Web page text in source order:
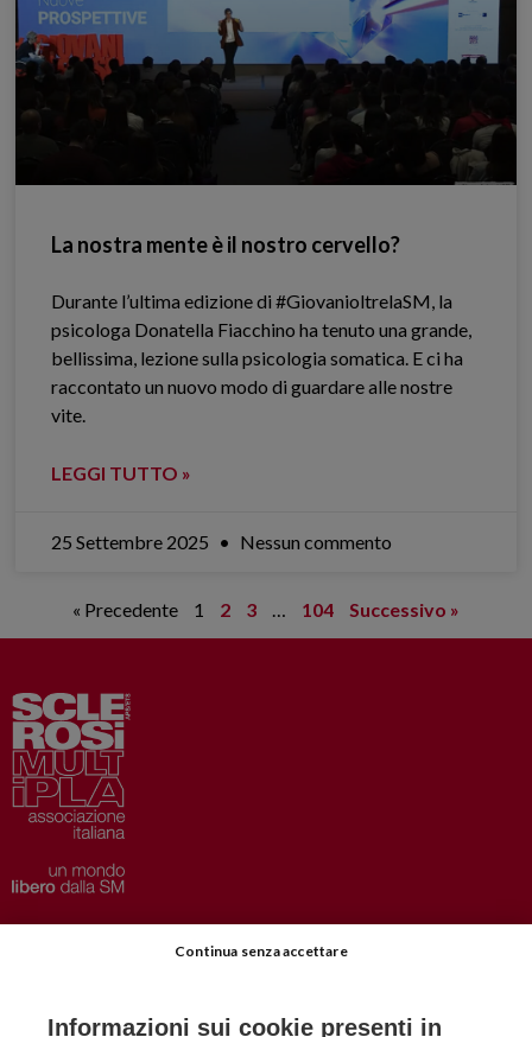
La nostra mente è il nostro cervello?
Durante l’ultima edizione di #GiovanioltrelaSM, la
psicologa Donatella Fiacchino ha tenuto una grande,
bellissima, lezione sulla psicologia somatica. E ci ha
raccontato un nuovo modo di guardare alle nostre
vite.
LEGGI TUTTO »
25 Settembre 2025 Nessun commento
« Precedente 1 2 3 104 Successivo »
Privacy–Disclaimer
Informazioni sui cookie presenti in
Continua senza accettare